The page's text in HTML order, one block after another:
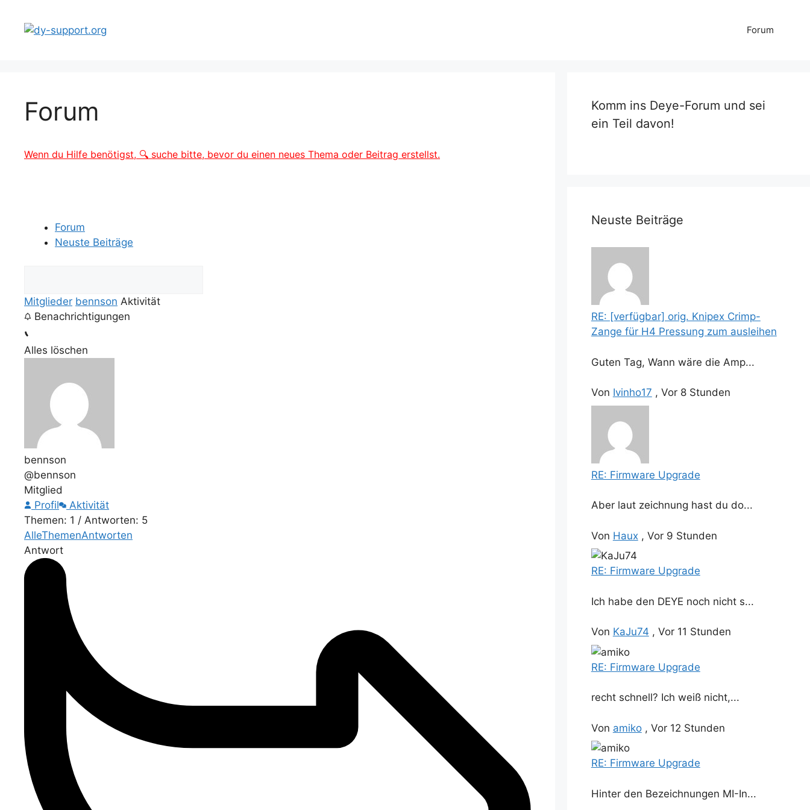
Inhalt
springen
Forum
Forum
Wenn du Hilfe benötigst, 🔍 suche bitte, bevor du einen neues Thema oder Beitrag erstellst.
Forum
Neuste Beiträge
Mitglieder bennson Aktivität
Benachrichtigungen
Alles löschen
bennson
@bennson
Mitglied
Profil
Aktivität
Themen: 1 / Antworten: 5
AlleThemenAntworten
Antwort
Komm ins Deye-Forum und sei
ein Teil davon!
Neuste Beiträge
RE: [verfügbar] orig. Knipex Crimp-
Zange für H4 Pressung zum ausleihen
Guten Tag, Wann wäre die Amp...
Von Ivinho17 , Vor 8 Stunden
RE: Firmware Upgrade
Aber laut zeichnung hast du do...
Von Haux , Vor 9 Stunden
RE: Firmware Upgrade
Ich habe den DEYE noch nicht s...
Von KaJu74 , Vor 11 Stunden
RE: Firmware Upgrade
recht schnell? Ich weiß nicht,...
Von amiko, Vor 12 Stunden
RE: Firmware Upgrade
Hinter den Bezeichnungen MI-In...